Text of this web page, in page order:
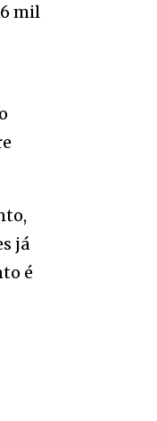
mil
já
é